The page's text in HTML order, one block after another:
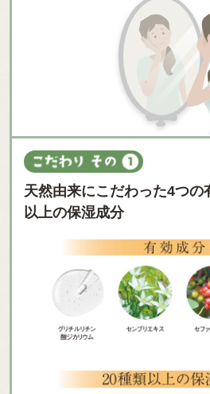
天然由来にこだわった4つの
以上の保湿成分